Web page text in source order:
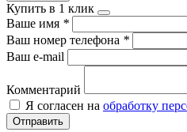
Купить в 1 клик
Ваше имя *
Ваш номер телефона *
Ваш e-mail
Комментарий
Я согласен на обработку
Отправить